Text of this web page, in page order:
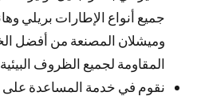
جميع أنواع الإطارات بريلي
وميشلان المصنعة من أفضل
المقاومة لجميع الظروف
نقوم في خدمة المساعدة على